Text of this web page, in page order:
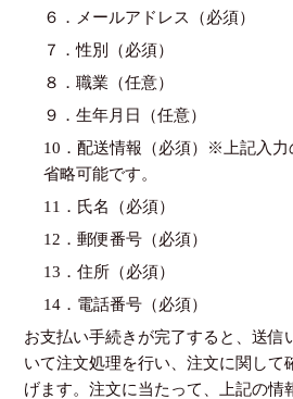
６．メールアドレス（必須）
７．性別（必須）
８．職業（任意）
９．生年月日（任意）
10．配送情報（必須）※上記入力
省略可能です。
11．氏名（必須）
12．郵便番号（必須）
13．住所（必須）
14．電話番号（必須）
お支払い手続きが完了すると、送信
いて注文処理を行い、注文に関して
げます。注文に当たって、上記の情